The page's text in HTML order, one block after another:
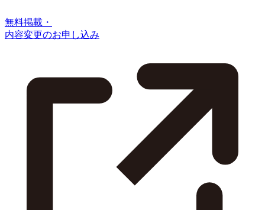
無料掲載・
内容変更のお申し込み